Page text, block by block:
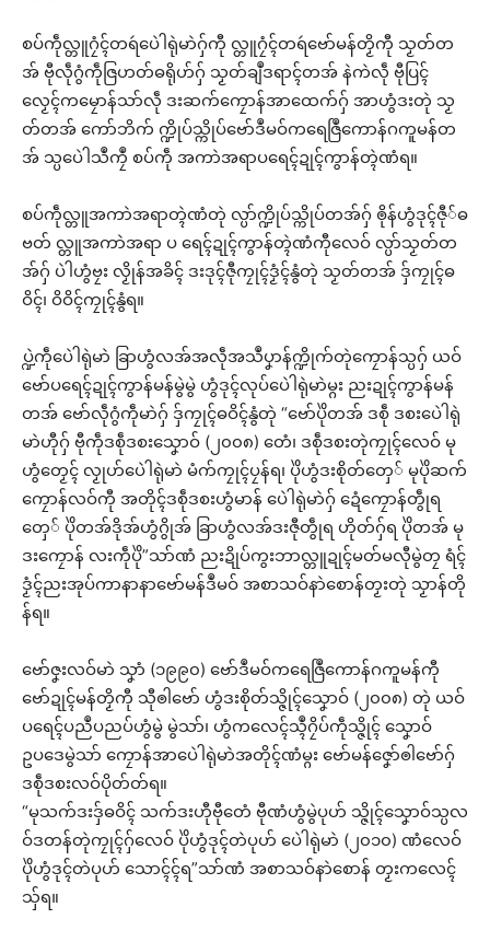
စပ်ကဵုလ္တူဂၠံၚ်တရဴပေဲါရုဲမာဲဂှ်ကီု လ္တူဂၠံၚ်တရဴဗော်မန်တၟိကီု သၟတ်တ
အ် ဗီုလဵုဂွံကဵုဇြဟတ်ဓရိုဟ်ဂှ် သၟတ်ချဳဒရာၚ်တအ် နဲကဲလဵု ဗီုပြၚ်
လၟေၚ်ကမၠောန်သာ်လဵု ဒးဆက်ကၠောန်အာထေက်ဂှ် အာဟွံဒးတုဲ သၟ
တ်တအ် ကော်ဘိက် က္ဍိုပ်သ္ကိုပ်ဗော်ဒဳမဝ်ကရေဇြဳကောန်ဂကူမန်တ
အ် သ္ပပေဲါသဳကၠဳ စပ်ကဵု အကာဲအရာပရေၚ်ဍုၚ်ကွာန်တ္ၚဲဏံရ။
စပ်ကဵုလ္တူအကာဲအရာတ္ၚဲဏံတုဲ လ္ပာ်က္ဍိုပ်သ္ကိုပ်တအ်ဂှ် ၜိုန်ဟွံဒုၚ်ဇီု်ဓ
ဗတ် လ္တူအကာဲအရာ ပ ရေၚ်ဍုၚ်ကွာန်တ္ၚဲဏံကီုလေဝ် လ္ပာ်သၟတ်တ
အ်ဂှ် ပဲါဟွံဗၠး လၟိုန်အခိၚ် ဒးဒုၚ်ဇီုကၠုၚ်ဒၟံၚ်နွံတုဲ သၟတ်တအ် ဒှ်ကၠုၚ်ဓ
ဝိၚ်၊ ဝိဝိၚ်ကၠုၚ်နွံရ။
ပ္ဍဲကဵုပေဲါရုဲမာဲ ခြာဟွံလအ်အလဵုအသဳပၞာန်က္ဍိုက်တုဲကၠောန်သ္ပဂှ် ယဝ်
ဗော်ပရေၚ်ဍုၚ်ကွာန်မန်မွဲမွဲ ဟွံဒုၚ်လုပ်ပေဲါရုဲမာဲမ္ဂး ညးဍုၚ်ကွာန်မန်
တအ် ဗော်လဵုဂွံကဵုမာဲဂှ် ဒှ်ကၠုၚ်ဓဝိၚ်နွံတုဲ “ဗော်ပိုဲတအ် ဒစဵု ဒစးပေဲါရုဲ
မာဲဟီုဂှ် ဗီုကဵုဒစဵုဒစးသၞောဝ် (၂၀၀၈) တေံ၊ ဒစဵုဒစးတုဲကၠုၚ်လေဝ် မု
ဟွံတၟေၚ် လၟုဟ်ပေဲါရုဲမာဲ မံက်ကၠုၚ်ပၠန်ရ၊ ပိုဲဟွံဒးစိုတ်တှေ် မုပိုဲဆက်
ကၠောန်လဝ်ကီု အတိုၚ်ဒစဵုဒစးဟွံမာန် ပေဲါရုဲမာဲဂှ် ဍေံကၠောန်တွဵုရ
တှေ် ပိုဲတအ်ဒိုအ်ဟွံဂွိုအ် ခြာဟွံလအ်ဒးဇီုတွဵုရ ဟိုတ်ဂှ်ရ ပိုဲတအ် မု
ဒးကၠောန် လးကဵုပိုဲ”သာ်ဏံ ညးဍိုပ်ကွးဘာလ္တူဍုၚ်မတ်မလီုမွဲတၠ ရံၚ်
ဒၟံၚ်ညးအုပ်ကာနာနာဗော်မန်ဒဳမဝ် အစာသဝ်နာဲစောန်တၟးတုဲ သၟာန်တို
န်ရ။
ဗော်ဇၞးလဝ်မာဲ သၞာံ (၁၉၉၀) ဗော်ဒဳမဝ်ကရေဇြဳကောန်ဂကူမန်ကီု
ဗော်ဍုၚ်မန်တၟိကီု သီုၜါဗော် ဟွံဒးစိုတ်သ္ဇိုၚ်သၞောဝ် (၂၀၀၈) တုဲ ယဝ်
ပရေၚ်ပညဳပညပ်ဟွံမွဲ မွဲသာ်၊ ဟွံကလေၚ်သ္ၚဳဂၠိပ်ကဵုသ္ဇိုၚ် သၞောဝ်
ဥပဒေမွဲသာ် ကၠောန်အာပေဲါရုဲမာဲအတိုၚ်ဏံမ္ဂး ဗော်မန်ဇၞော်ၜါဗော်ဂှ်
ဒစဵုဒစးလဝ်ပိုတ်တ်ရ။
“မုသက်ဒးဒှ်ဓဝိၚ် သက်ဒးဟီုဗီုတေံ ဗီုဏံဟွံမွဲပုဟ် သ္ဇိုၚ်သၞောဝ်သ္ပလ
ဝ်ဒတန်တုဲကၠုၚ်ဂှ်လေဝ် ပိုဲဟွံဒုၚ်တဲပုဟ် ပေဲါရုဲမာဲ (၂၀၁၀) ဏံလေဝ်
ပိုဲဟွံဒုၚ်တဲပုဟ် သောၚ်ၚ်ရ”သာ်ဏံ အစာသဝ်နာဲစောန် တၟးကလေၚ်
သှ်ရ။